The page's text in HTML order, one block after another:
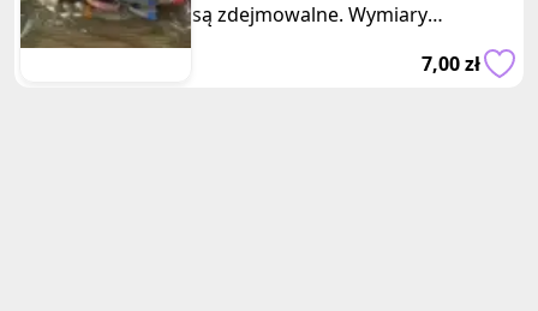
są zdejmowalne. Wymiary
opakowania: 15 x 6,5 cm. Ta urocza
7,00 zł